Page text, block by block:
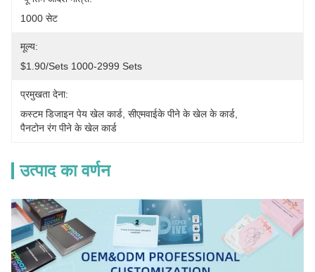
1000 सेट
मूल्य:
$1.90/sets 1000-2999 Sets
प्रमुखता देना:
कस्टम डिजाइन पेय खेल कार्ड सीएमवाईके पीने के खेल के कार्ड
पैनटोन रंग पीने के खेल कार्ड
उत्पाद का वर्णन